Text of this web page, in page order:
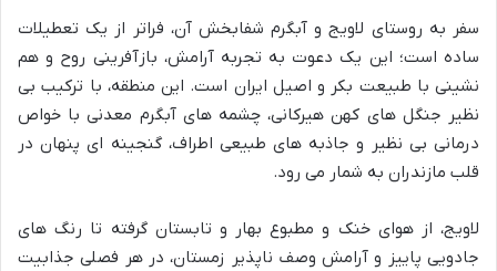
سفر به روستای لاویج و آبگرم شفابخش آن، فراتر از یک تعطیلات
ساده است؛ این یک دعوت به تجربه آرامش، بازآفرینی روح و هم
نشینی با طبیعت بکر و اصیل ایران است. این منطقه، با ترکیب بی
نظیر جنگل های کهن هیرکانی، چشمه های آبگرم معدنی با خواص
درمانی بی نظیر و جاذبه های طبیعی اطراف، گنجینه ای پنهان در
قلب مازندران به شمار می رود.
لاویج، از هوای خنک و مطبوع بهار و تابستان گرفته تا رنگ های
جادویی پاییز و آرامش وصف ناپذیر زمستان، در هر فصلی جذابیت